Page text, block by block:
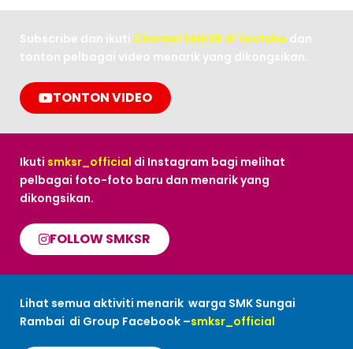
Subscribe dan ikuti Channel SMKSR di Youtube dan
tonton pelbagai video menarik yang dikongsikan.
TONTON VIDEO
Ikuti smksr_official di Instagram bagi melihat
pelbagai foto-foto baru dan menarik yang
dikongsikan.
FOLLOW SMKSR
Lihat semua aktiviti menarik warga SMK Sungai
Rambai di Group Facebook –smksr_official